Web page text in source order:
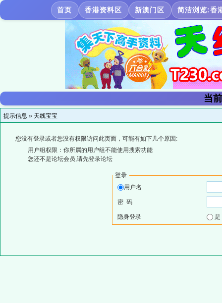
首页 香港资料区 新澳门区 简洁浏览:香
当
提示信息 » 天线宝宝
您没有登录或者您没有权限访问此页面，可能有如下几个原因:
用户组权限：你所属的用户组不能使用搜索功能
您还不是论坛会员,请先登录论坛
登录
用户名
密 码
隐身登录